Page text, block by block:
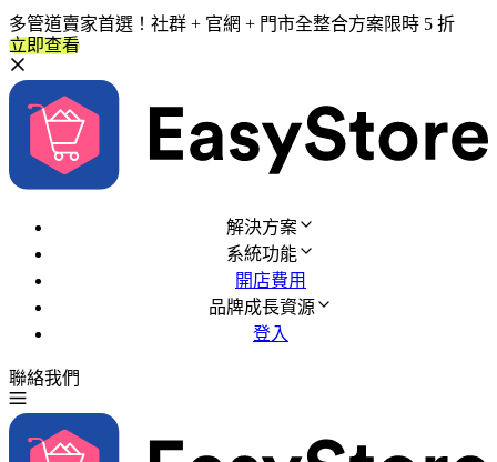
多管道賣家首選！社群 + 官網 + 門市全整合方案限時 5 折
立即查看
解決方案
系統功能
開店費用
品牌成長資源
登入
聯絡我們